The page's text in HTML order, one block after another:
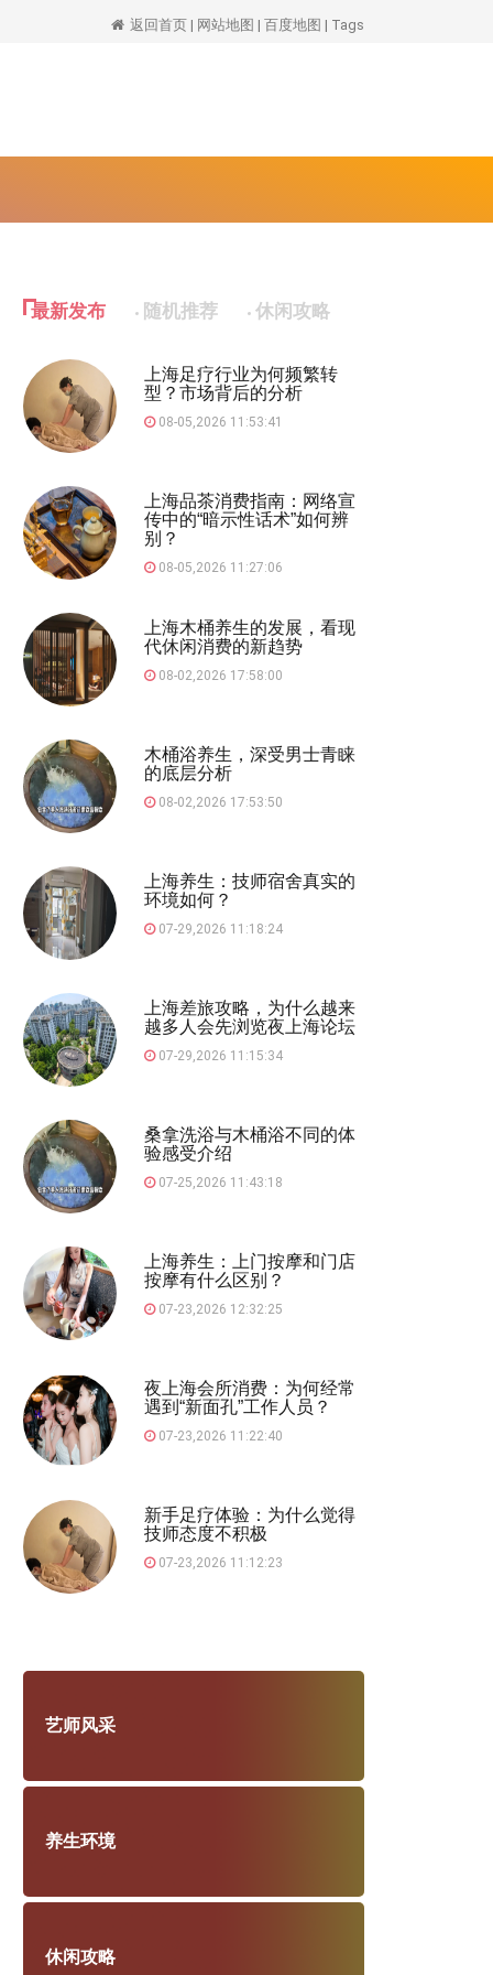
返回首页 | 网站地图 | 百度地图 | Tags
最新发布 随机推荐 休闲攻略
上海足疗行业为何频繁转
型？市场背后的分析
08-05,2026 11:53:41
上海品茶消费指南：网络宣
传中的“暗示性话术”如何辨
别？
08-05,2026 11:27:06
上海木桶养生的发展，看现
代休闲消费的新趋势
08-02,2026 17:58:00
木桶浴养生，深受男士青睐
的底层分析
08-02,2026 17:53:50
上海养生：技师宿舍真实的
环境如何？
07-29,2026 11:18:24
上海差旅攻略，为什么越来
越多人会先浏览夜上海论坛
07-29,2026 11:15:34
桑拿洗浴与木桶浴不同的体
验感受介绍
07-25,2026 11:43:18
上海养生：上门按摩和门店
按摩有什么区别？
07-23,2026 12:32:25
夜上海会所消费：为何经常
遇到“新面孔”工作人员？
07-23,2026 11:22:40
新手足疗体验：为什么觉得
技师态度不积极
07-23,2026 11:12:23
艺师风采
养生环境
休闲攻略